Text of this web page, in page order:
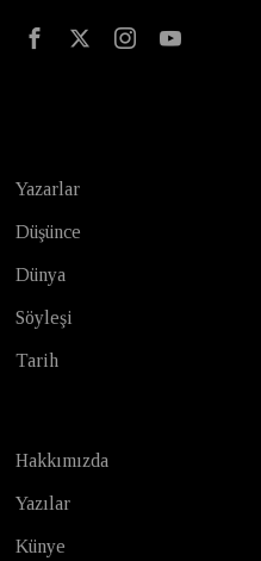
Yazarlar
Düşünce
Dünya
Söyleşi
Tarih
Hakkımızda
Yazılar
Künye